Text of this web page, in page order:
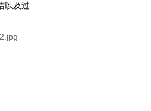
以及过